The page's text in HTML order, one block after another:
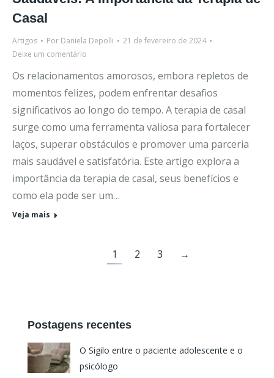
Casal
Artigos Por Daniela Depolli
21 de fevereiro de 2024
Deixe um comentário
Os relacionamentos amorosos, embora repletos de
momentos felizes, podem enfrentar desafios
significativos ao longo do tempo. A terapia de casal
surge como uma ferramenta valiosa para fortalecer
laços, superar obstáculos e promover uma parceria
mais saudável e satisfatória. Este artigo explora a
importância da terapia de casal, seus benefícios e
como ela pode ser um…
Veja mais
1 2 3 →
Postagens recentes
O Sigilo entre o paciente adolescente e o
psicólogo